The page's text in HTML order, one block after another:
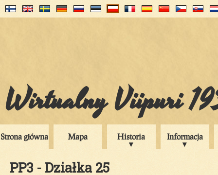
Wirtualny Viipuri
Strona główna Mapa Historia Informacja
PP3 - Działka 25